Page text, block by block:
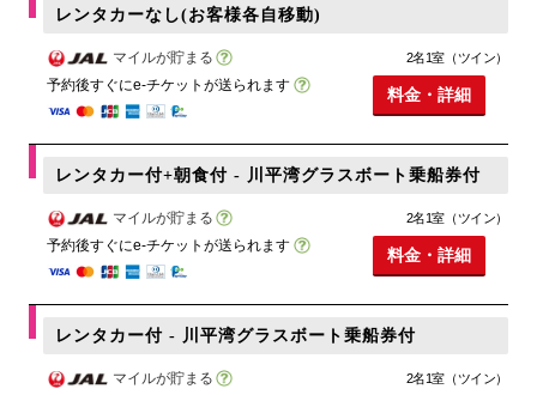
レンタカーなし(お客様各自移動)
マイルが貯まる
予約後すぐにe-チケットが送られます
2名1室（ツイン）
料金・詳細
レンタカー付+朝食付 - 川平湾グラスボート乗船券付
マイルが貯まる
予約後すぐにe-チケットが送られます
2名1室（ツイン）
料金・詳細
レンタカー付 - 川平湾グラスボート乗船券付
マイルが貯まる
2名1室（ツイン）